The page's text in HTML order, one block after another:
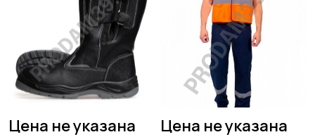
Цена не указана Цена не указана